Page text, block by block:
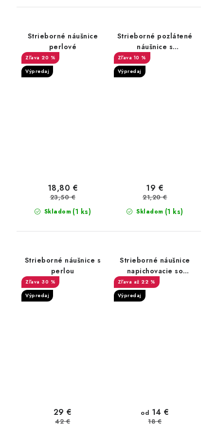
Strieborné náušnice
perlové
20 %
Výpredaj
Skladom (1 ks)
18,80 €
23,50 €
Strieborné pozlátené
náušnice s
hviezdičkami
10 %
Výpredaj
Skladom (1 ks)
19 €
21,20 €
Strieborné náušnice s
perlou
30 %
Výpredaj
29 €
42 €
Strieborné náušnice
napichovacie so
zirkónom
až 22 %
Výpredaj
od 14 €
18 €